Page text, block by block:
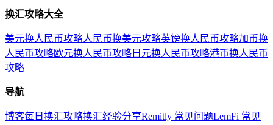
换汇攻略大全
美元换人民币攻略人民币换美元攻略英镑换人民币攻略加币换
人民币攻略欧元换人民币攻略 日元换人民币攻略港币换人民币
攻略
导航
博客每日换汇攻略换汇经验分享Remitly 常见问题LemFi 常见